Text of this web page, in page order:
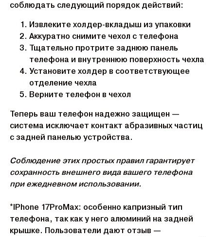
соблюдать следующий порядок действий:
Извлеките холдер-вкладыш из упаковки
Аккуратно снимите чехол с телефона
Тщательно протрите заднюю панель
телефона и внутреннюю поверхность чехла
Установите холдер в соответствующее
отделение чехла
Верните телефон в чехол
Теперь ваш телефон надежно защищен —
система исключает контакт абразивных частиц
с задней панелью устройства.
Соблюдение этих простых правил гарантирует
сохранность внешнего вида вашего телефона
при ежедневном использовании.
*IPhone 17ProMax: особенно капризный тип
телефона, так как у него алюминий на задней
крышке. Пользователи дают отзыв —